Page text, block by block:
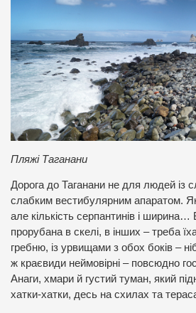
Пляжі Таганани
Дорога до Таганани не для людей із
слабким вестибулярним апаратом.
але кількість серпантинів і
прорубана в скелі, в інших – треба
гребню, із урвищами з обох боків –
ж краєвиди неймовірні – повсюдно
Анаги, хмари й густий туман, який
хатки-хатки, десь на схилах та